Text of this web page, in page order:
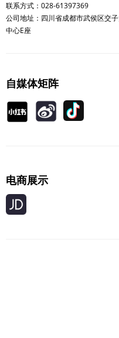
联系方式：028-61397369
公司地址：四川省成都市武侯区交
中心E座
自媒体矩阵
电商展示